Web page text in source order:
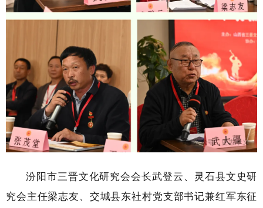
汾阳市三晋文化研究会会长武登云、灵石县文史研
究会主任梁志友、交城县东社村党支部书记兼红军东征